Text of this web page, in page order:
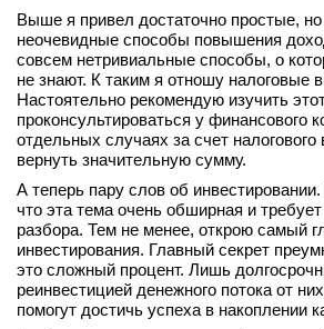
Выше я привел достаточно простые,
неочевидные способы повышения
совсем нетривиальные способы, о
не знают. К таким я отношу налоговые
Настоятельно рекомендую изучить
проконсультироваться у финансового
отдельных случаях за счет
вернуть значительную сумму.
А теперь пару слов об
что эта тема очень обширная и
разбора. Тем не менее, открою самый
инвестирования. Главный секрет
это сложный процент. Лишь
реинвестицией денежного потока от
помогут достичь успеха в накоплении